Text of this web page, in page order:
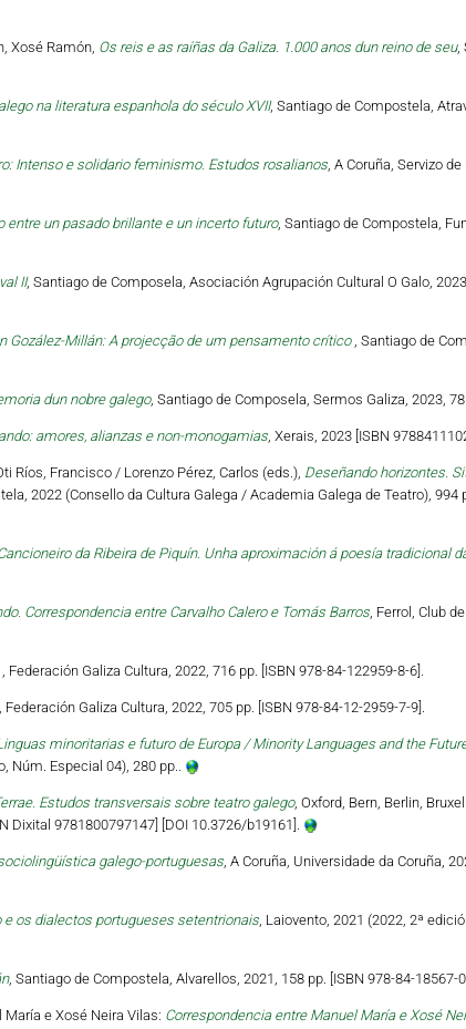
Xosé Ramón, Os reis e as raíñas da Galiza. 1.000 anos dun reino de seu,
na literatura espanhola do século XVII, Santiago de Compostela,
Intenso e solidario feminismo. Estudos rosalianos, A Coruña, Servizo
entre un pasado brillante e un incerto futuro, Santiago de Compostela,
II, Santiago de Composela, Asociación Agrupación Cultural O Galo,
Gozález-Millán: A projecção de um pensamento crítico , Santiago de
dun nobre galego, Santiago de Composela, Sermos Galiza, 2023,
amores, alianzas e non-monogamias, Xerais, 2023 [ISBN
Ríos, Francisco / Lorenzo Pérez, Carlos (eds.), Deseñando horizontes.
2022 (Consello da Cultura Galega / Academia Galega de Teatro), 994
da Ribeira de Piquín. Unha aproximación á poesía tradicional
Correspondencia entre Carvalho Calero e Tomás Barros, Ferrol, Club
Federación Galiza Cultura, 2022, 716 pp. [ISBN 978-84-122959-8-6].
Federación Galiza Cultura, 2022, 705 pp. [ISBN 978-84-12-2959-7-9].
minoritarias e futuro de Europa / Minority Languages and the
Núm. Especial 04), 280 pp..
Estudos transversais sobre teatro galego, Oxford, Bern, Berlin,
Dixital 9781800797147] [DOI 10.3726/b19161].
galego-portuguesas, A Coruña, Universidade da Coruña,
e os dialectos portugueses setentrionais, Laiovento, 2021 (2022, 2ª
, Santiago de Compostela, Alvarellos, 2021, 158 pp. [ISBN 978-84-18567-
e Xosé Neira Vilas: Correspondencia entre Manuel María e Xosé